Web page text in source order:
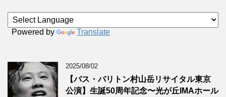
Powered by Translate
2025/08/02
【バス・バリトン村山岳リサイタル東京
公演】生誕50周年記念〜光が丘IMAホール